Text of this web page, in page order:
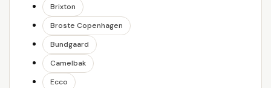
Brixton
Broste Copenhagen
Bundgaard
Camelbak
Ecco